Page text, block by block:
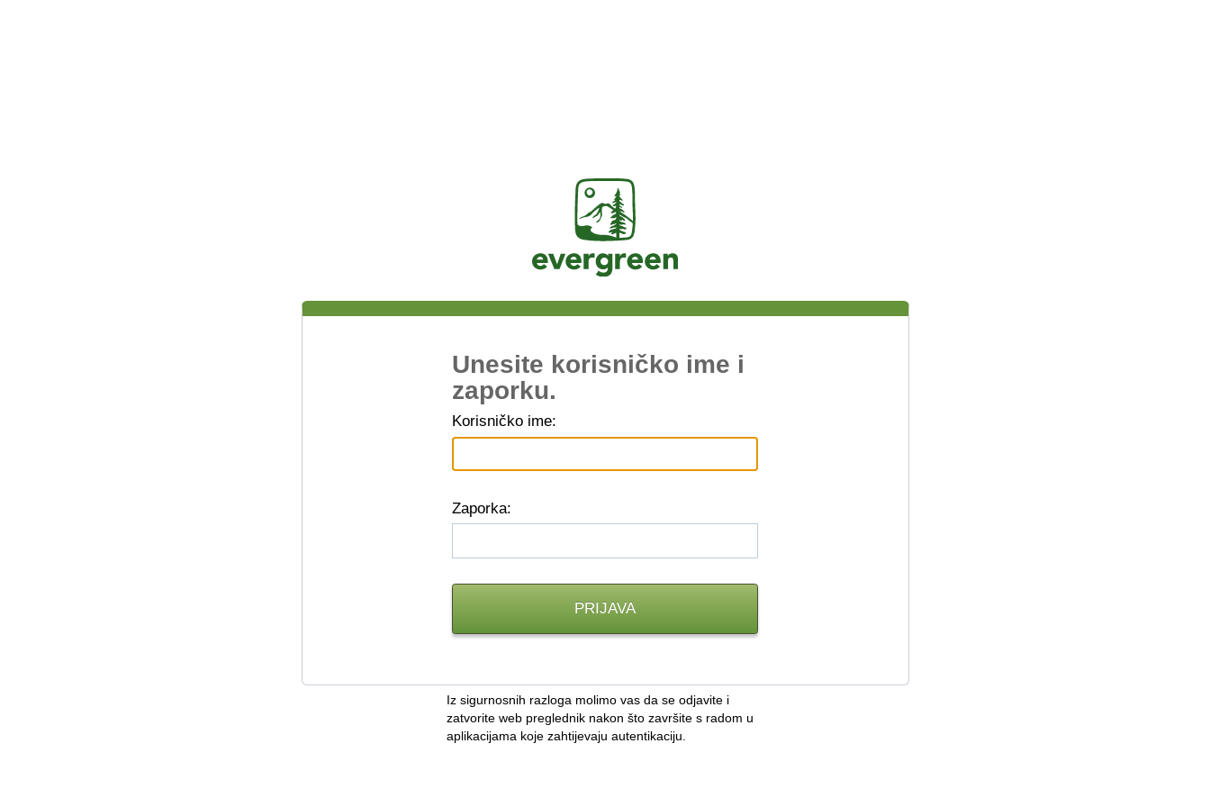
Jasig
Unesite korisničko ime i
zaporku.
Korisničko ime:
Zaporka:
Iz sigurnosnih razloga molimo vas da se odjavite i
zatvorite web preglednik nakon što završite s radom u
aplikacijama koje zahtijevaju autentikaciju.